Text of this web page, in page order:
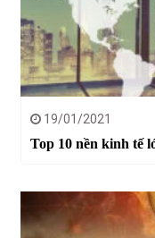
19/01/2021
Top 10 nền kinh tế